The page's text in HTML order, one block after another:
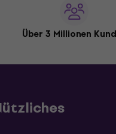
Über 3 Millionen